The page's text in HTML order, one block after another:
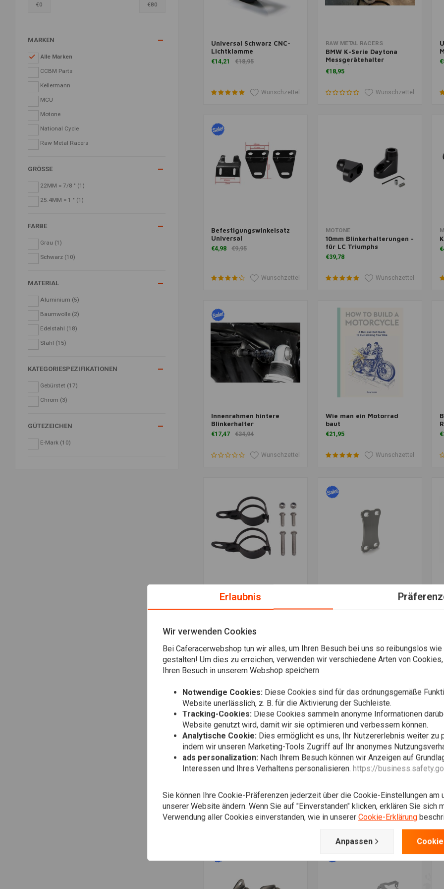
€0 €80
MARKEN
Alle Marken
CCBM Parts
Kellermann
MCU
Motone
National Cycle
Raw Metal Racers
GRÖSSE
22MM = 7/8 " (1)
25.4MM = 1 " (1)
FARBE
Grau (1)
Schwarz (10)
MATERIAL
Aluminium (5)
Baumwolle (2)
Edelstahl (18)
Stahl (15)
KATEGORIESPEZIFIKATIONEN
Gebürstet (17)
Chrom (3)
GÜTEZEICHEN
E-Mark (10)
Zum Warenkorb hinzufügen
Universal Schwarz CNC-
Lichtklamme
€14,21 €18,95
Wunschzettel
Zum Warenkorb hinzufügen
RAW METAL RACERS
BMW K-Serie Daytona
Messgerätehalter
48/60/80 mm
€18,95
Wunschzettel
Zum Warenkorb hinzufügen
Befestigungswinkelsatz
Universal
€4,98 €9,95
Wunschzettel
Zum Warenkorb hinzufügen
MOTONE
10mm Blinkerhalterungen -
für LC Triumphs
€39,78
Wunschzettel
Zum Warenkorb hinzufügen
Innenrahmen hintere
Blinkerhalter
€17,47 €34,94
Wunschzettel
Zusatzinformation
Wie man ein Motorrad
baut
€21,95
Wunschzettel
Zusatzinformation
Black 32MM - 40MM Front
Fork Clamps
€8,94
Zum Warenkorb hinzufügen
Edelstahl
Zum Warenkorb hinzufügen
Anschlussmutter
10)
€0,37 €0,75
Wunschzettel
Zum Warenkorb hinzufügen
Speedometer Holder
Wunschzettel
Erlaubnis
Wir verwenden Cookies
Bei Caferacerwebshop tun wir alles, um Ihren Besuch bei uns so reibungslos
gestalten! Um dies zu erreichen, verwenden wir verschiedene Arten von
Ihren Besuch in unserem Webshop speichern
Notwendige Cookies: Diese Cookies sind für das ordnungsgemäße
Website unerlässlich, z. B. für die Aktivierung der Suchleiste.
Tracking-Cookies: Diese Cookies sammeln anonyme Informationen
Website genutzt wird, damit wir sie optimieren und verbessern können.
Analytische Cookie: Dies ermöglicht es uns, Ihr Nutzererlebnis weiter zu
indem wir unseren Marketing-Tools Zugriff auf Ihr anonymes
ads personalization: Nach Ihrem Besuch können wir Anzeigen auf
Interessen und Ihres Verhaltens personalisieren. https://
Sie können Ihre Cookie-Präferenzen jederzeit über die Cookie-Einstellungen am
unserer Website ändern. Wenn Sie auf "Einverstanden" klicken, erklären Sie sich
Verwendung aller Cookies einverstanden, wie in unserer Cookie-Erklärung
Anpassen